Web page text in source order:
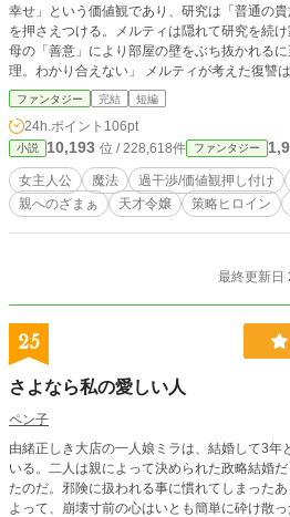
幸せ」という価値観であり、研究は「普通の
を押さえつける。メルティは隠れて研究を続
母の「善意」により部屋の壁をぶち抜かれる
理。わかり合えない」 メルティが考えた復讐
せ」を、彼ら自身の手で叩き潰させることだ
ています。
ファンタジー 完結 短編
24h.ポイント 106pt
小説 10,193 位 / 228,618件 ファンタジー
女主人公 魔法 過干渉/価値観押し付け
親へのざまぁ
天才令嬢 策略ヒロイン
最終更新日
25
さよなら私の愛しい人
ペン子
由緒正しき大店の一人娘ミラは、結婚して3年
いる。二人は親によって決められた政略結婚
たのだ。邪険に扱われる事に慣れてしまった
よって、崩壊寸前の心はいとも簡単に砕け散